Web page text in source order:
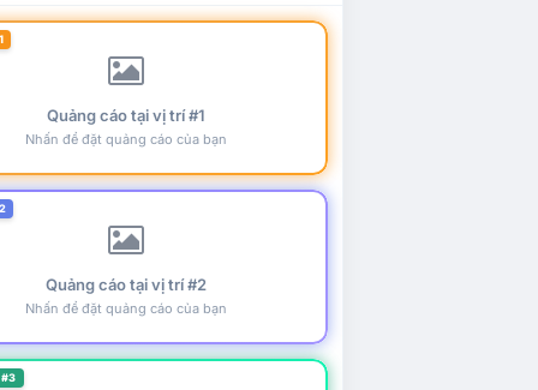
Quảng cáo tại vị trí #1
Nhấn để đặt quảng cáo của bạn
Quảng cáo tại vị trí #2
Nhấn để đặt quảng cáo của bạn